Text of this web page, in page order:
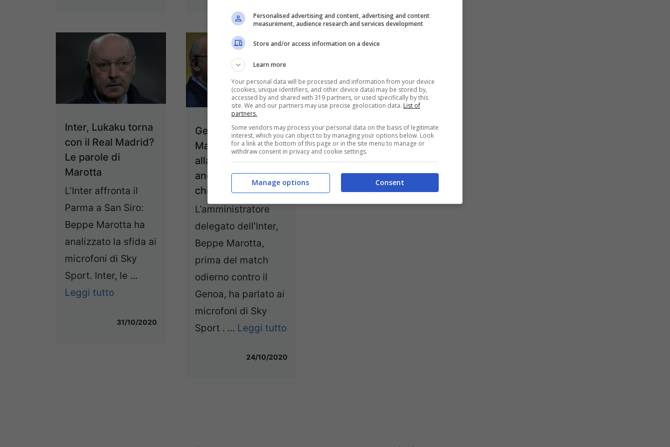
Inter, Lukaku torna
con il Real Madrid?
Le parole di
Marotta
L’Inter affronta il
Parma a San Siro:
Beppe Marotta ha
analizzato la sfida ai
microfoni di Sky
Sport. Inter, le ...
Leggi tutto
31/10/2020
Genoa-Inter,
Marotta: “Qualcosa
alla UEFA non è
andato, vogliamo
chiarezza”
L’amministratore
delegato dell’Inter,
Beppe Marotta,
prima del match
odierno contro il
Genoa, ha parlato ai
microfoni di Sky
Sport . ... Leggi tutto
24/10/2020
Personalised advertising and content, advertising and content
measurement, audience research and services development
Store and/or access information on a device
Learn more
Your personal data will be processed and information from your device
(cookies, unique identifiers, and other device data) may be stored by,
accessed by and shared with 319 partners, or used specifically by this
site. We and our partners may use precise geolocation data. List of
partners.
Some vendors may process your personal data on the basis of legitimate
interest, which you can object to by managing your options below. Look
for a link at the bottom of this page or in the site menu to manage or
withdraw consent in privacy and cookie settings.
Consent
Manage options